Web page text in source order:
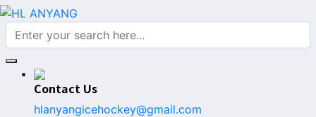
Contact Us
hlanyangicehockey@gmail.com